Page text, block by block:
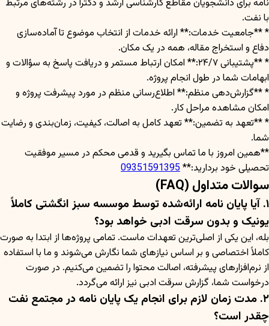
نامه برای دانشجویان مقاطع کارشناسی ارشد و دکترا در رشته‌های مرتبط
با نفت.
* **جامعیت خدمات:** ارائه خدمات از انتخاب موضوع تا آماده‌سازی
دفاع و استخراج مقاله، همه در یک مکان.
* **پشتیبانی ۲۴/۷:** امکان ارتباط مستمر و دریافت پاسخ به سؤالات و
ابهامات شما در طول انجام پروژه.
* **گزارش‌دهی منظم:** اطلاع‌رسانی منظم در مورد پیشرفت پروژه و
امکان مشاهده مراحل کار.
* **تعهد به تضمین:** تعهد کامل به اصالت، کیفیت، زمان‌بندی و رضایت
شما.
**همین امروز با ما تماس بگیرید و قدمی محکم در مسیر موفقیت
تحصیلی خود بردارید:**09351591395
سوالات متداول (FAQ)
۱. آیا پایان نامه ارائه‌شده توسط موسسه سبز انگشتی کاملاً
یونیک و بدون سرقت ادبی خواهد بود؟
بله، این یکی از اصلی‌ترین تعهدات ماست. تمامی پروژه‌ها از ابتدا به صورت
کاملاً اختصاصی و بر اساس نیازهای شما نگارش می‌شوند و ما با استفاده
از نرم‌افزارهای پیشرفته، اصالت محتوا را تضمین می‌کنیم. در صورت
درخواست شما، گزارش سرقت ادبی نیز ارائه می‌گردد.
۲. مدت زمان لازم برای انجام یک پایان نامه در مجتمع نفت
چقدر است؟